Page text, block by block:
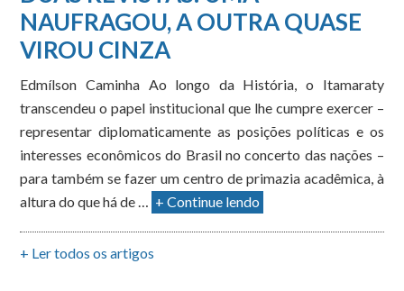
NAUFRAGOU, A OUTRA QUASE
VIROU CINZA
Edmílson Caminha Ao longo da História, o Itamaraty
transcendeu o papel institucional que lhe cumpre exercer –
representar diplomaticamente as posições políticas e os
interesses econômicos do Brasil no concerto das nações –
para também se fazer um centro de primazia acadêmica, à
altura do que há de … + Continue lendo
+ Ler todos os artigos